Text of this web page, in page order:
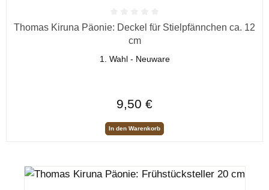
Durchschnittliche Bewertung von 0 von 5 Sternen
Thomas Kiruna Päonie: Deckel für Stielpfännchen ca. 12
cm
1. Wahl - Neuware
9,50 €
In den Warenkorb